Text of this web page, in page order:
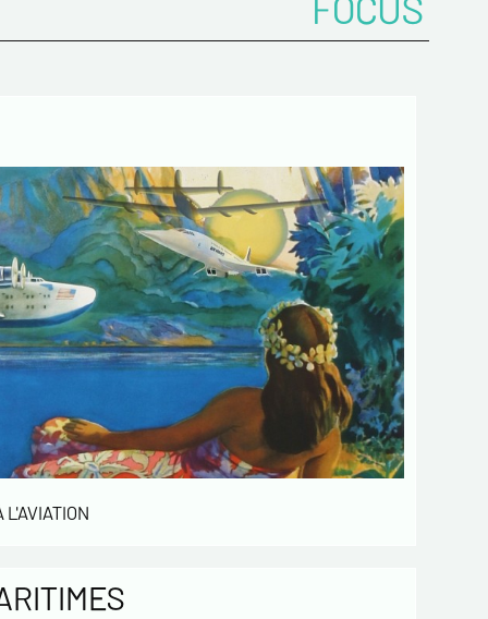
recueillies sur ce formulaire sont
votre droit d'accès aux données vous
et les faire rectifier en nous contactant. Nous
de l’existence de la liste d'opposition au
téléphonique « Bloctel », sur laquelle vous
inscrire ici : https://conso.bloctel.fr/
cette case, j'accepte que les
saisies dans ce formulaire soient
pour me contacter dans le cadre de cet
commercial.
cette case, j'accepte de recevoir
d'information de votre part
votre activités.